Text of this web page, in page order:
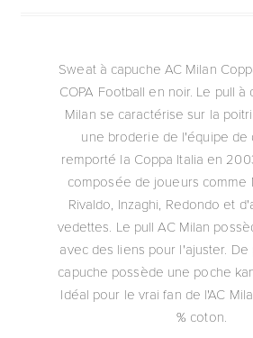
Sweat à capuche AC Milan
COPA Football en noir. Le pull à
Milan se caractérise sur la
une broderie de l'équipe de
remporté la Coppa Italia en
composée de joueurs comme
Rivaldo, Inzaghi, Redondo et
vedettes. Le pull AC Milan
avec des liens pour l'ajuster. De
capuche possède une poche
Idéal pour le vrai fan de l'AC
% coton.